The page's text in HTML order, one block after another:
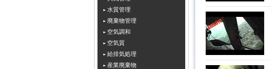
水質管理
廃棄物管理
空気調和
空気質
給排気処理
産業廃棄物